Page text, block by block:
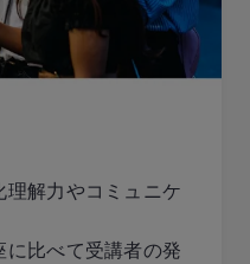
解力やコミュニケ
に比べて受講者の発